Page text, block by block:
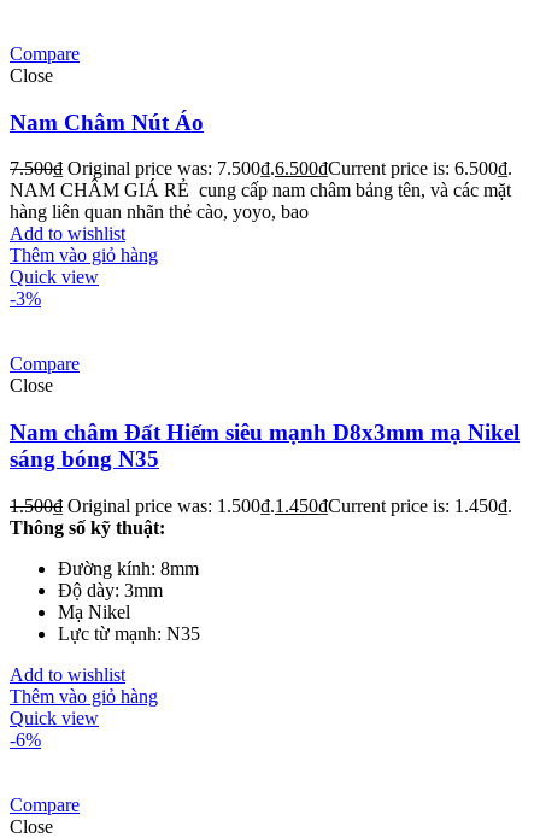
Compare
Close
Nam Châm Nút Áo
7.500₫ Original price was: 7.500₫.6.500₫Current price is: 6.500₫.
NAM CHÂM GIÁ RẺ cung cấp nam châm bảng tên, và các mặt
hàng liên quan nhãn thẻ cào, yoyo, bao
Add to wishlist
Thêm vào giỏ hàng
Quick view
-3%
Compare
Close
Nam châm Đất Hiếm siêu mạnh D8x3mm mạ Nikel
sáng bóng N35
1.500₫ Original price was: 1.500₫.1.450₫Current price is: 1.450₫.
Thông số kỹ thuật:
Đường kính: 8mm
Độ dày: 3mm
Mạ Nikel
Lực từ mạnh: N35
Add to wishlist
Thêm vào giỏ hàng
Quick view
-6%
Compare
Close